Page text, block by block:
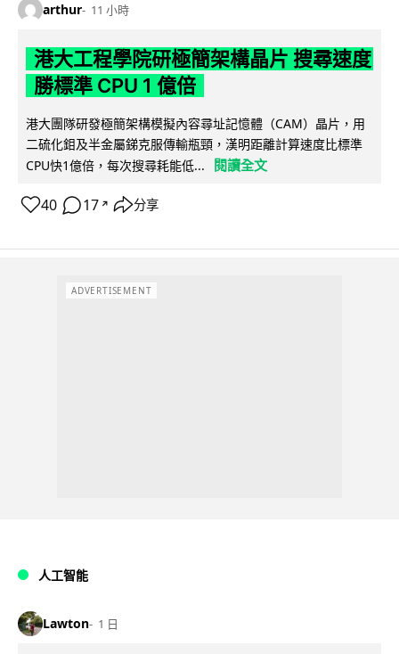
arthur 11 小時
港大工程學院研極簡架構晶片 搜尋速度
勝標準 CPU 1 億倍
港大團隊研發極簡架構模擬內容尋址記憶體（CAM）晶片，用
二硫化鉬及半金屬銻克服傳輸瓶頸，漢明距離計算速度比標準
CPU快1億倍，每次搜尋耗能低...
閱讀全文
40 17 ↗ 分享
ADVERTISEMENT
人工智能
Lawton 1 日